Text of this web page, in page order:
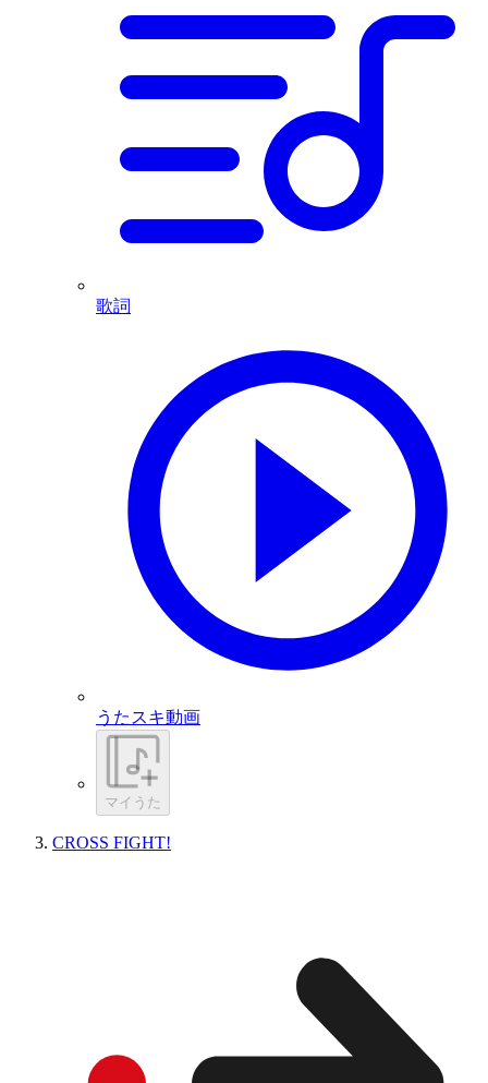
歌詞
うたスキ動画
マイうた
CROSS FIGHT!